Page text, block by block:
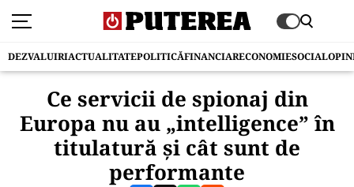
DEZVALUIRIACTUALITATEPOLITICĂFINANCIARECONOMIESOCIAL
Ce servicii de spionaj din
Europa nu au „intelligence” în
titulatură şi cât sunt de
performante